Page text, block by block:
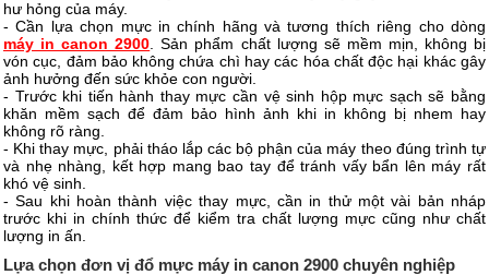
hư hỏng của máy.
- Cần lựa chọn mực in chính hãng và tương thích riêng cho dòng
máy in canon 2900 . Sản phẩm chất lượng sẽ mềm mịn, không bị
vón cục, đảm bảo không chứa chì hay các hóa chất độc hại khác gây
ảnh hưởng đến sức khỏe con người.
- Trước khi tiến hành thay mực cần vệ sinh hộp mực sạch sẽ bằng
khăn mềm sạch để đảm bảo hình ảnh khi in không bị nhem hay
không rõ ràng.
- Khi thay mực, phải tháo lắp các bộ phận của máy theo đúng trình tự
và nhẹ nhàng, kết hợp mang bao tay để tránh vấy bẩn lên máy rất
khó vệ sinh.
- Sau khi hoàn thành việc thay mực, cần in thử một vài bản nháp
trước khi in chính thức để kiểm tra chất lượng mực cũng như chất
lượng in ấn.
Lựa chọn đơn vị đổ mực máy in canon 2900 chuyên nghiệp